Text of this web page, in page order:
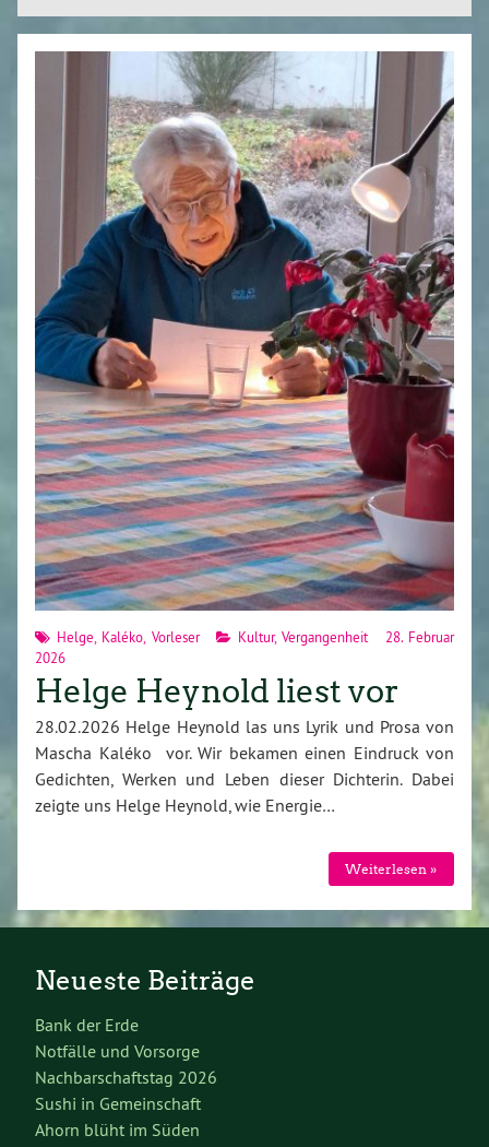
Helge Kaléko Vorleser Kultur, Vergangenheit
28. Februar
2026
Helge Heynold liest vor
28.02.2026 Helge Heynold las uns Lyrik und Prosa von
Mascha Kaléko vor. Wir bekamen einen Eindruck von
Gedichten, Werken und Leben dieser Dichterin. Dabei
zeigte uns Helge Heynold, wie Energie…
Weiterlesen »
Neueste Beiträge
Bank der Erde
Notfälle und Vorsorge
Nachbarschaftstag 2026
Sushi in Gemeinschaft
Ahorn blüht im Süden